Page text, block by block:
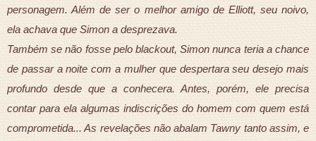
personagem. Além de ser o melhor amigo de Elliott, seu noivo,
ela achava que Simon a desprezava.
Também se não fosse pelo blackout, Simon nunca teria a chance
de passar a noite com a mulher que despertara seu desejo mais
profundo desde que a conhecera. Antes, porém, ele precisa
contar para ela algumas indiscrições do homem com quem está
comprometida... As revelações não abalam Tawny tanto assim, e